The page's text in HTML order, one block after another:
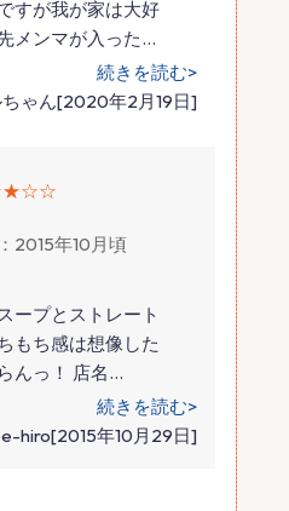
すが我が家は大好
メンマが入った…
続きを読む>
ゃん[2020年2月19日]
2015年10月頃
ープとストレート
もち感は想像した
んっ！ 店名…
続きを読む>
hiro[2015年10月29日]